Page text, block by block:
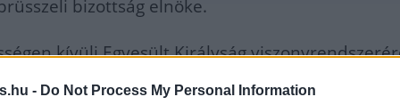
- Do Not Process My Personal Information
bizottság elnöke.
kívüli Egyesült Királyság
hogy bonyolult lesz a szabadkereskedelmi